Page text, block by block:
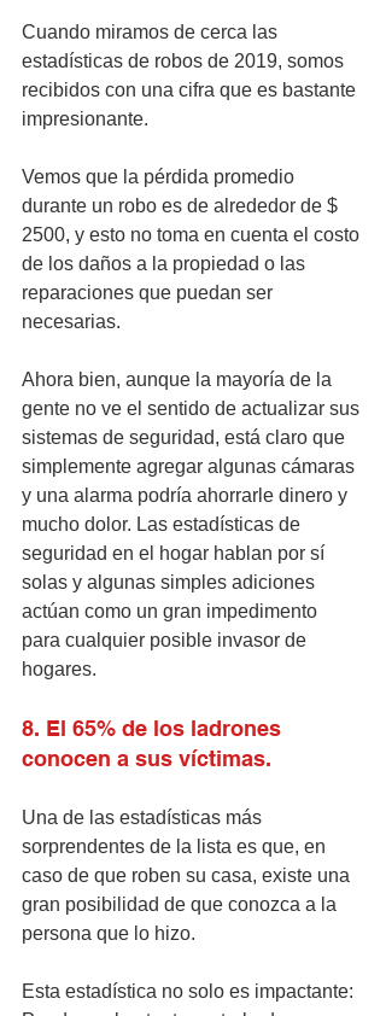
Cuando miramos de cerca las
estadísticas de robos de 2019, somos
recibidos con una cifra que es bastante
impresionante.
Vemos que la pérdida promedio
durante un robo es de alrededor de $
2500, y esto no toma en cuenta el costo
de los daños a la propiedad o las
reparaciones que puedan ser
necesarias.
Ahora bien, aunque la mayoría de la
gente no ve el sentido de actualizar sus
sistemas de seguridad, está claro que
simplemente agregar algunas cámaras
y una alarma podría ahorrarle dinero y
mucho dolor. Las estadísticas de
seguridad en el hogar hablan por sí
solas y algunas simples adiciones
actúan como un gran impedimento
para cualquier posible invasor de
hogares.
8. El 65% de los ladrones
conocen a sus víctimas.
Una de las estadísticas más
sorprendentes de la lista es que, en
caso de que roben su casa, existe una
gran posibilidad de que conozca a la
persona que lo hizo.
Esta estadística no solo es impactante: